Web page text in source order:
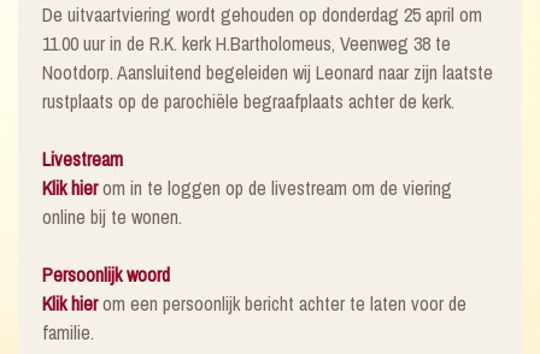
De uitvaartviering wordt gehouden op donderdag 25 april om
11.00 uur in de R.K. kerk H.Bartholomeus, Veenweg 38 te
Nootdorp. Aansluitend begeleiden wij Leonard naar zijn laatste
rustplaats op de parochiële begraafplaats achter de kerk.
Livestream
Klik hierom in te loggen op de livestream om de viering
online bij te wonen.
Persoonlijk woord
Klik hierom een persoonlijk bericht achter te laten voor de
familie.